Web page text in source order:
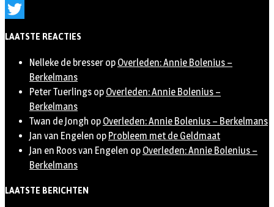
Instagram
LAATSTE REACTIES
Nelleke de bresser op Overleden: Annie Bolenius –
Berkelmans
Peter Tuerlings op Overleden: Annie Bolenius –
Berkelmans
Twan de Jongh op Overleden: Annie Bolenius – Berkelmans
Jan van Engelen op Probleem met de Geldmaat
Jan en Roos van Engelen op Overleden: Annie Bolenius –
Berkelmans
LAATSTE BERICHTEN